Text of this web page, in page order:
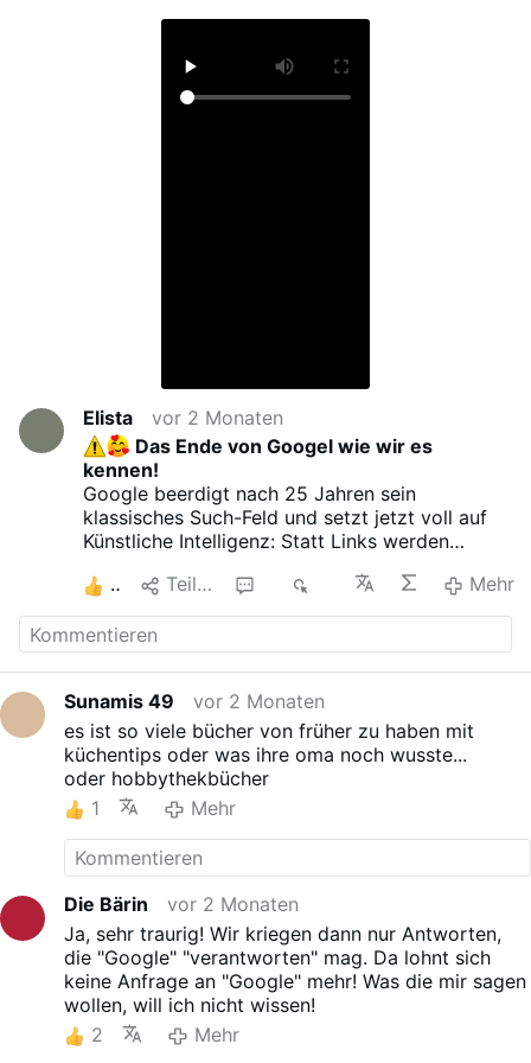
Elista
vor 2 Monaten
Das Ende von Googel wie wir es
kennen!
Google beerdigt nach 25 Jahren sein
klassisches Such-Feld und setzt jetzt voll auf
Künstliche Intelligenz: Statt Links werden
Bald sollen zudem Grafiken erstellt und
Termine direkt aus der Online-Suche heraus
geplant werden können. Und sogenannte
«Agents», können den Einkauf übernehmen und
Das Versprechen: Mehr Bequemlichkeit für die
User. Heisst aber auch: Weniger Vielfalt und
sinkende Besucherzahlen für unzählige
Websites, Medien und Plattformen.
Wie viele wichtige Infos wohl nun einfach
verschwinden werden...?
Mir ist schon länger aufgefallen, dass die
Suchfunktion viel weniger Suchergebnisse
anzeigt als früher, aber dieses vorhaben ist
Dystopie pur und gehört meiner Meinung nach
zur Kategorie: Betreutes Denken. Sehr traurig
und schade...
PHANTOM - SCHWEIZ
3 Teilen Mehr
Sunamis 49
vor 2 Monaten
es ist so viele bücher von früher zu haben mit
küchentips oder was ihre oma noch wusste...
oder hobbythekbücher
1
Mehr
Die Bärin
vor 2 Monaten
Ja, sehr traurig! Wir kriegen dann nur Antworten,
die "Google" "verantworten" mag. Da lohnt sich
keine Anfrage an "Google" mehr! Was die mir sagen
wollen, will ich nicht wissen!
2
Mehr